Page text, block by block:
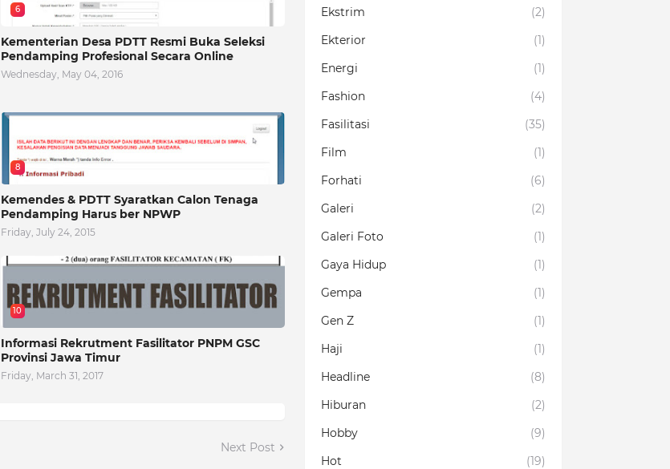
6
Kementerian Desa PDTT Resmi Buka Seleksi
Pendamping Profesional Secara Online
Wednesday, May 04, 2016
8
Kemendes & PDTT Syaratkan Calon Tenaga
Pendamping Harus ber NPWP
Friday, July 24, 2015
10
Informasi Rekrutment Fasilitator PNPM GSC
Provinsi Jawa Timur
Friday, March 31, 2017
Next Post
Ekstrim
(2)
Ekterior
(1)
Energi
(1)
Fashion
(4)
Fasilitasi
(35)
Film
(1)
Forhati
(6)
Galeri
(2)
Galeri Foto
(1)
Gaya Hidup
(1)
Gempa
(1)
Gen Z
(1)
Haji
(1)
Headline
(8)
Hiburan
(2)
Hobby
(9)
Hot
(19)